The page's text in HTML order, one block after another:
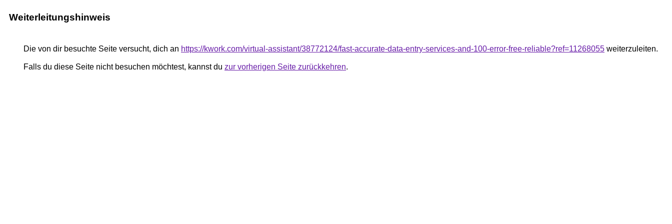
Weiterleitungshinweis
Die von dir besuchte Seite versucht, dich an https://kwork.com/virtual-assistant/38772124/fast-accurate-data-entry-services-and-100-error-free-reliable?ref=11268055 weiterzuleiten.
Falls du diese Seite nicht besuchen möchtest, kannst du zur vorherigen Seite zurückkehren.